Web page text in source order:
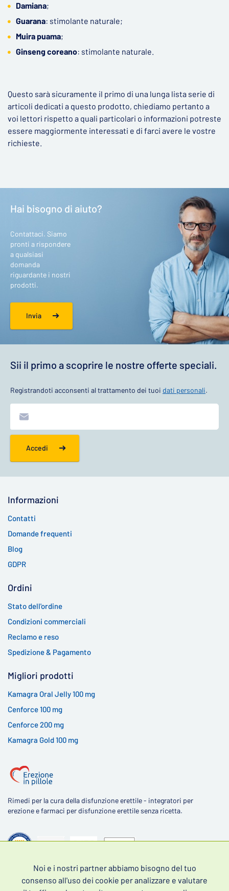
Damiana;
Guarana: stimolante naturale;
Muira puama;
Ginseng coreano: stimolante naturale.
Questo sarà sicuramente il primo di una lunga lista serie di
articoli dedicati a questo prodotto, chiediamo pertanto a
voi lettori rispetto a quali particolari o informazioni potreste
essere maggiormente interessati e di farci avere le vostre
richieste.
Hai bisogno di aiuto?
Contattaci. Siamo
pronti a rispondere
a qualsiasi
domanda
riguardante i nostri
prodotti.
Invia
Sii il primo a scoprire le nostre offerte speciali.
Registrandoti acconsenti al trattamento dei tuoi dati personali.
Accedi
Informazioni
Contatti
Domande frequenti
Blog
GDPR
Ordini
Stato dell'ordine
Condizioni commerciali
Reclamo e reso
Spedizione & Pagamento
Migliori prodotti
Kamagra Oral Jelly 100 mg
Cenforce 100 mg
Cenforce 200 mg
Kamagra Gold 100 mg
Rimedi per la cura della disfunzione erettile - integratori per
erezione e farmaci per disfunzione erettile senza ricetta.
4,5
Noi e i nostri partner abbiamo bisogno del tuo
consenso all'uso dei cookie per analizzare e valutare